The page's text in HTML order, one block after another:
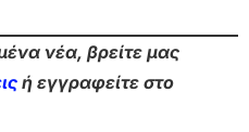
νέα, βρείτε μας
ή εγγραφείτε στο